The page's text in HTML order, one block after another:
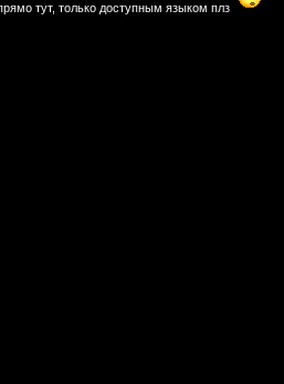
тут, только доступным языком плз